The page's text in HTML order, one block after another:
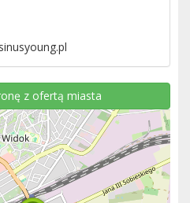
z ofertą miasta